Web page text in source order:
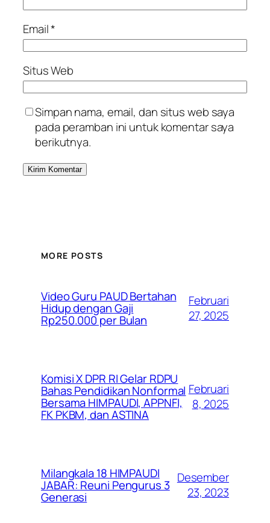
Email*
Situs Web
Simpan nama, email, dan situs web saya
pada peramban ini untuk komentar saya
berikutnya.
MORE POSTS
Video Guru PAUD Bertahan
Hidup dengan Gaji
Rp250.000 per Bulan
Februari
27, 2025
Komisi X DPR RI Gelar RDPU
Bahas Pendidikan Nonformal
Bersama HIMPAUDI, APPNFI,
FK PKBM, dan ASTINA
Februari
8, 2025
Milangkala 18 HIMPAUDI
JABAR: Reuni Pengurus 3
Generasi
Desember
23, 2023